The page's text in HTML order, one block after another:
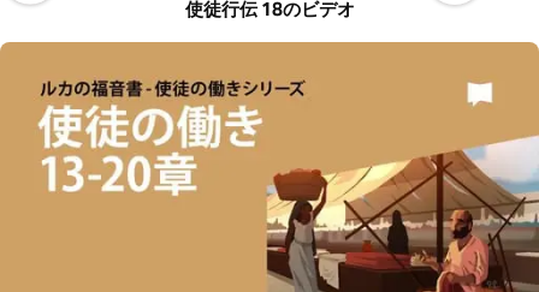
使徒行伝 18のビデオ